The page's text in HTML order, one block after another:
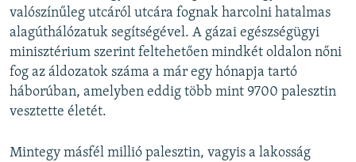
valószínűleg utcáról utcára fognak harcolni hatalmas
alagúthálózatuk segítségével. A gázai egészségügyi
minisztérium szerint feltehetően mindkét oldalon nőni
fog az áldozatok száma a már egy hónapja tartó
háborúban, amelyben eddig több mint 9700 palesztin
vesztette életét.
Mintegy másfél millió palesztin, vagyis a lakosság